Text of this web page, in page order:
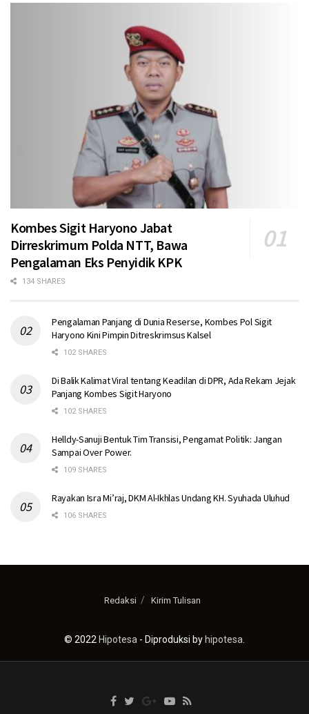
Kombes Sigit Haryono Jabat
Dirreskrimum Polda NTT, Bawa
Pengalaman Eks Penyidik KPK
134 SHARES
Pengalaman Panjang di Dunia Reserse, Kombes Pol Sigit
Haryono Kini Pimpin Ditreskrimsus Kalsel
102 SHARES
Di Balik Kalimat Viral tentang Keadilan di DPR, Ada Rekam Jejak
Panjang Kombes Sigit Haryono
102 SHARES
Helldy-Sanuji Bentuk Tim Transisi, Pengamat Politik: Jangan
Sampai Over Power.
109 SHARES
Rayakan Isra Mi’raj, DKM Al-Ikhlas Undang KH. Syuhada Uluhud
106 SHARES
Redaksi Kirim Tulisan
© 2022 Hipotesa - Diproduksi by hipotesa.